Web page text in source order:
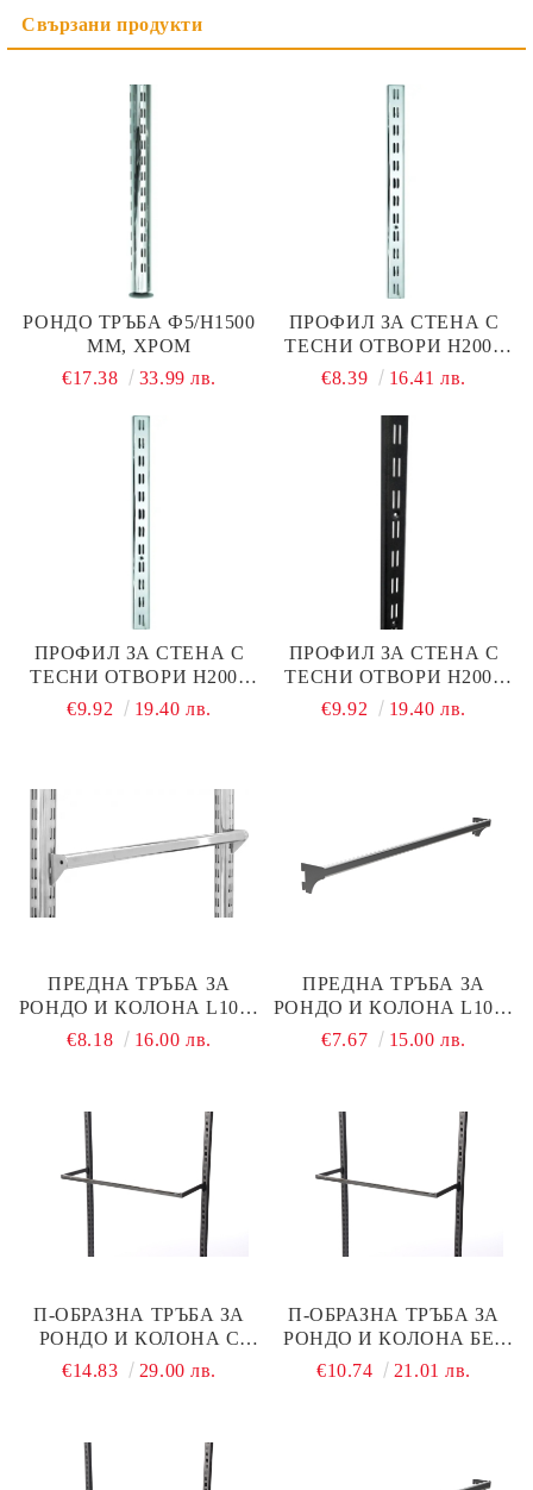
РОНДО ТРЪБА Ф5/Н1500
ММ, ХРОМ
€17.38
33.99 лв.
ПРОФИЛ ЗА СТЕНА С
ТЕСНИ ОТВОРИ Н2000
ММ ХРОМ, ДЕБЕЛИНА
€8.39 16.41 лв.
ПРОФИЛ ЗА СТЕНА С
ТЕСНИ ОТВОРИ Н2000
ММ ХРОМ, ДЕБЕЛИНА 2
€9.92 19.40 лв.
ПРОФИЛ ЗА СТЕНА С
ТЕСНИ ОТВОРИ Н2000
ММ, ЧЕРЕН МАТ,
€9.92 19.40 лв.
ПРЕДНА ТРЪБА ЗА
РОНДО И КОЛОНА L1000
ММ ХРОМ
€8.18 16.00 лв.
ПРЕДНА ТРЪБА ЗА
РОНДО И КОЛОНА L1000
ММ ЧЕРЕН МАТ
€7.67 15.00 лв.
П-ОБРАЗНА ТРЪБА ЗА
РОНДО И КОЛОНА С
ЛАЙСНА L1000 ММ
€14.83 29.00 лв.
П-ОБРАЗНА ТРЪБА ЗА
РОНДО И КОЛОНА БЕЗ
ЛАЙСНА 1000 ММ
€10.74 21.01 лв.